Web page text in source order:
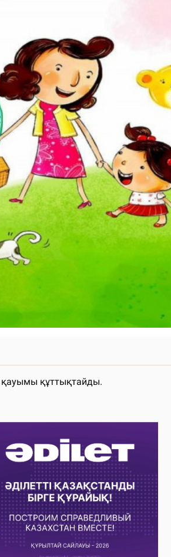
қауымы құттықтайды.